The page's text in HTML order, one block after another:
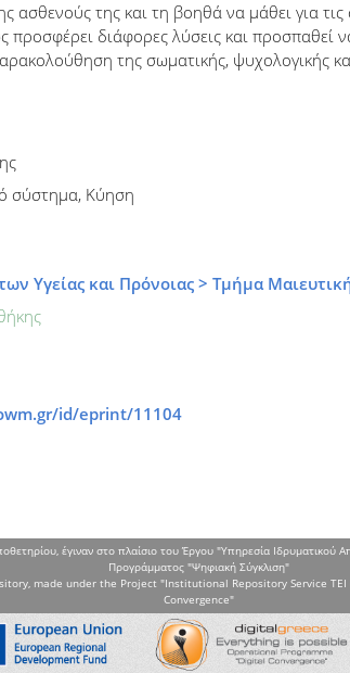
της και τη βοηθά να μάθει για τις
διάφορες λύσεις και προσπαθεί
της σωματικής, ψυχολογικής
σύστημα, Κύηση
Υγείας και Πρόνοιας > Τμήμα
id/eprint/11104
έγιναν στο πλαίσιο του Έργου "Υπηρεσία Ιδρυματικού
Προγράμματος "Ψηφιακή Σύγκλιση"
made under the Project "Institutional Repository Service
Convergence"